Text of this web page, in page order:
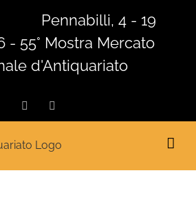
Pennabilli, 4 - 19
- 55° Mostra Mercato
d'Antiquariato
Facebook